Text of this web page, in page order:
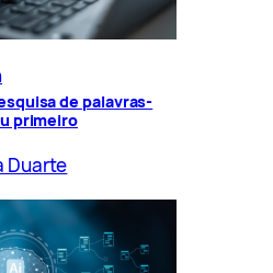
de palavras-
primeiro
Duarte